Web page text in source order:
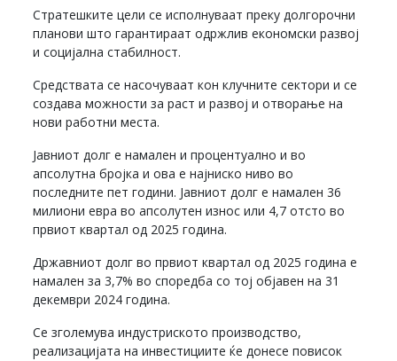
Стратешките цели се исполнуваат преку долгорочни
планови што гарантираат одржлив економски развој
и социјална стабилност.
Средствата се насочуваат кон клучните сектори и се
создава можности за раст и развој и отворање на
нови работни места.
Јавниот долг е намален и процентуално и во
апсолутна бројка и ова е најниско ниво во
последните пет години. Јавниот долг е намален 36
милиони евра во апсолутен износ или 4,7 отсто во
првиот квартал од 2025 година.
Државниот долг во првиот квартал од 2025 година е
намален за 3,7% во споредба со тој објавен на 31
декември 2024 година.
Се зголемува индустриското производство,
реализацијата на инвестициите ќе донесе повисок